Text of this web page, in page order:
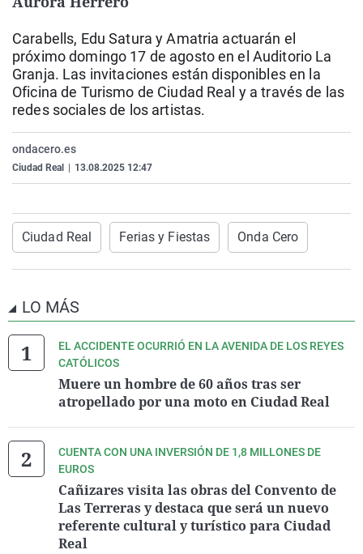
Gente viajera
Como el perro y el
Retornados
Equipo de
Operación Viuda
Galicia
La Rioja
Navarra
Televisión
Elecciones
Carabells, Edu Satura y Amatria actuarán el
próximo domingo 17 de agosto en el Auditorio La
Granja. Las invitaciones están disponibles en la
Oficina de Turismo de Ciudad Real y a través de las
redes sociales de los artistas.
ondacero.es
Ciudad Real 13.08.2025 12:47
Ciudad Real Ferias y Fiestas Onda Cero
LO MÁS
EL ACCIDENTE OCURRIÓ EN LA AVENIDA DE LOS REYES
CATÓLICOS
Muere un hombre de 60 años tras ser
atropellado por una moto en Ciudad Real
CUENTA CON UNA INVERSIÓN DE 1,8 MILLONES DE
EUROS
Cañizares visita las obras del Convento de
Las Terreras y destaca que será un nuevo
referente cultural y turístico para Ciudad
Real